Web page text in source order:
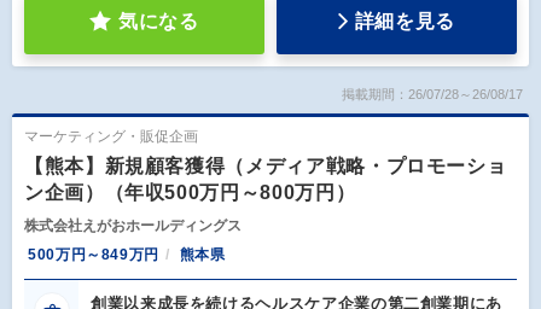
気になる 詳細を見る
掲載期間：26/07/28～26/08/17
マーケティング・販促企画
【熊本】新規顧客獲得（メディア戦略・プロモーショ
ン企画）（年収500万円～800万円）
株式会社えがおホールディングス
500万円～849万円
熊本県
創業以来成長を続けるヘルスケア企業の第二創業期にあ